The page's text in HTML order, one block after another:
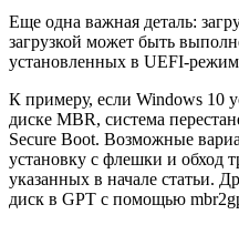
Еще одна важная деталь:
загрузкой может быть
установленных в UEFI-
К примеру, если Windows 10
диске MBR, система
Secure Boot. Возможные
установку с флешки и обход
указанных в начале статьи.
диск в GPT с помощью